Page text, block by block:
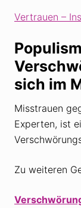
Vertrauen –
sich im
Misstrauen
Experten, ist
Zu weiteren